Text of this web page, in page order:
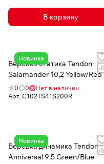
В корзину
Новинка
Верёвка статика Tendon
Salamander 10,2 Yellow/Red
0 0
Нет в наличии
Арт. C102TS41S200R
Новинка
Верёвка динамика Tendon
Anniversal 9,5 Green/Blue